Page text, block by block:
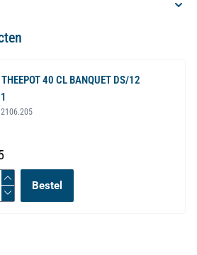
THEEPOT 40 CL BANQUET DS/12
2106.205
Bestel